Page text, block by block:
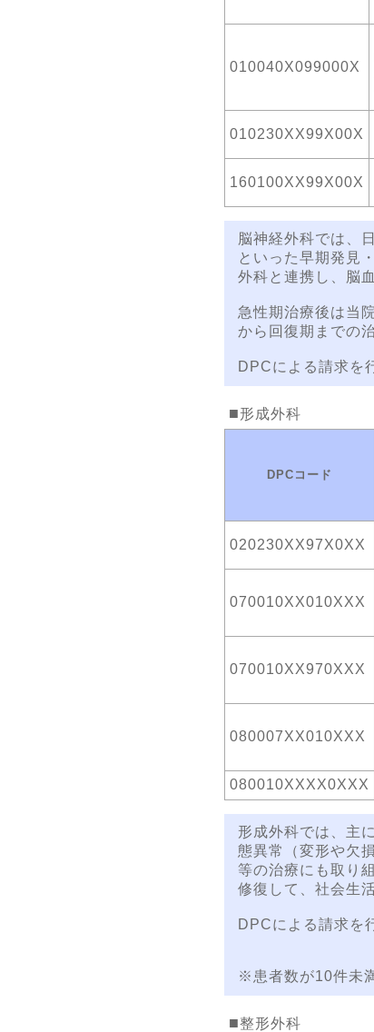
010040X099000X
010230XX99X00X
160100XX99X00X
脳神経外科では、
といった早期発見
外科と連携し、脳
急性期治療後は当
から回復期までの
DPCによる請求を
形成外科
DPCコード
020230XX97X0XX
070010XX010XXX
070010XX970XXX
080007XX010XXX
080010XXXX0XXX
形成外科では、主
態異常（変形や欠
等の治療にも取り
修復して、社会生
DPCによる請求を
※患者数が10件未
整形外科